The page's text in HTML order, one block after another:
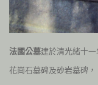
法國公墓建於清光緒十一
花崗石墓碑及砂岩墓碑，